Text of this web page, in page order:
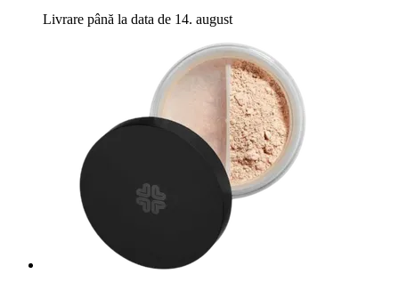
Livrare până la data de 14. august